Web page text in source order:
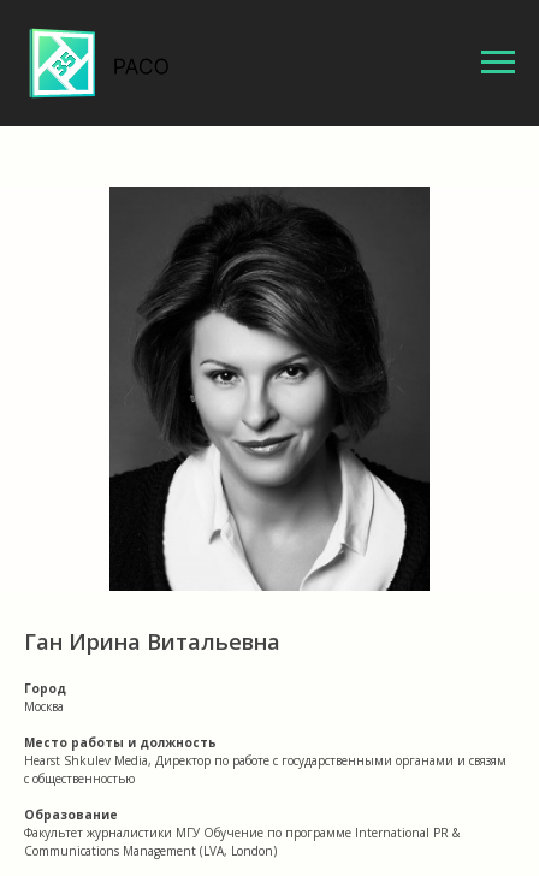
Ган Ирина Витальевна
Город
Москва
Место работы и должность
Hearst Shkulev Media, Директор по работе с государственными органами и связям
с общественностью
Образование
Факультет журналистики МГУ Обучение по программе International PR &
Communications Management (LVA, London)